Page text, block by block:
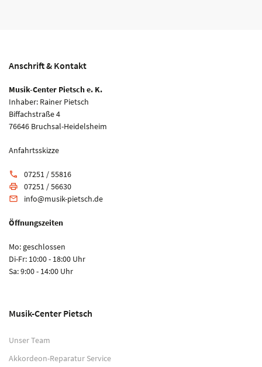
Anschrift & Kontakt
Musik-Center Pietsch e. K.
Inhaber: Rainer Pietsch
Biffachstraße 4
76646 Bruchsal-Heidelsheim
Anfahrtsskizze
phone 07251 / 55816
print 07251 / 56630
email info@musik-pietsch.de
Öffnungszeiten
Mo: geschlossen
Di-Fr: 10:00 - 18:00 Uhr
Sa: 9:00 - 14:00 Uhr
Musik-Center Pietsch
Unser Team
Akkordeon-Reparatur Service